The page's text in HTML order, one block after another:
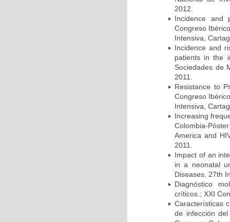
2012.
Incidence and
Congreso
Intensiva,
Incidence and
patients in the
Sociedades de
2011.
Resistance to
Congreso
Intensiva,
Increasing
Colombia-
America and
2011.
Impact of an
in a neonatal
Diseases, 27th
Diagnóstico
críticos.; XXI
Características
de infección